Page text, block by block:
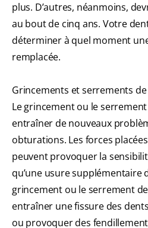
plus. D’autres, néanmoins,
au bout de cinq ans. Votre
déterminer à quel moment
remplacée.
Grincements et serrements
Le grincement ou le
entraîner de nouveaux
obturations. Les forces
peuvent provoquer la
qu’une usure supplémentaire
grincement ou le serrement
entraîner une fissure des
ou provoquer des